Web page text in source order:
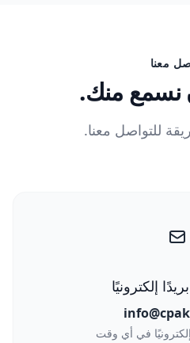
معنا
نسمع منك.
للتواصل معنا.
إلكترونيًا
في أي وقت